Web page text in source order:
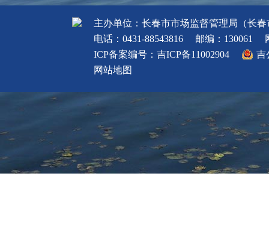
主办单位：长春市市场监督管理局（长
电话：0431-88543816
邮编：130061
ICP备案编号： 吉ICP备11002904
吉
网站地图